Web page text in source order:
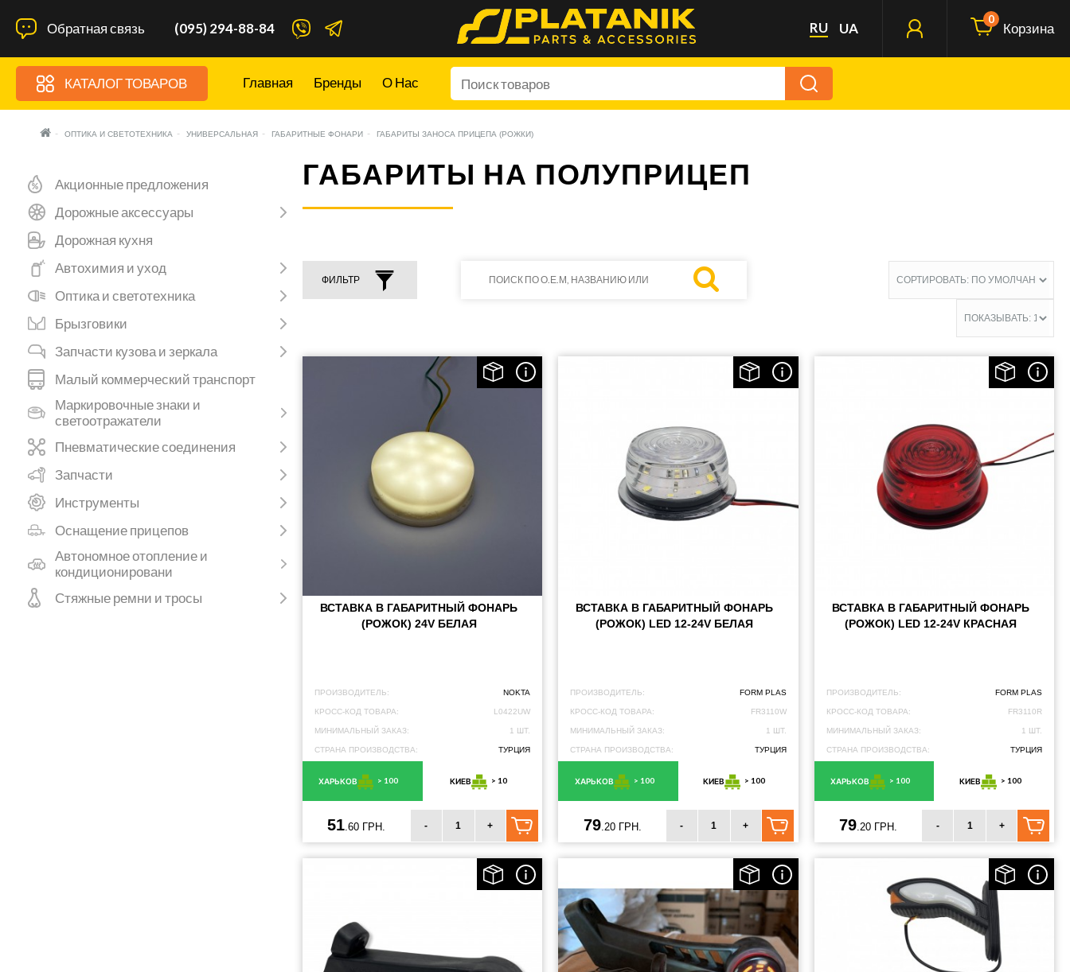
Обратная связь (095) 294-88-84 RU UA
0
Корзина
КАТАЛОГ ТОВАРОВ Главная Бренды О Нас
Акционные предложения
Дорожные аксессуары
Дорожная кухня
Автохимия и уход
Оптика и светотехника
Брызговики
Запчасти кузова и зеркала
Малый коммерческий транспорт
Маркировочные знаки и
светоотражатели
Пневматические соединения
Запчасти
Инструменты
Оснащение прицепов
Автономное отопление и
кондиционировани
Стяжные ремни и тросы
ОПТИКА И СВЕТОТЕХНИКА УНИВЕРСАЛЬНАЯ ГАБАРИТНЫЕ ФОНАРИ ГАБАРИТЫ ЗАНОСА ПРИЦЕПА (РОЖКИ)
ГАБАРИТЫ НА ПОЛУПРИЦЕП
ФИЛЬТР
ВСТАВКА В ГАБАРИТНЫЙ ФОНАРЬ
(РОЖОК) 24V БЕЛАЯ
ПРОИЗВОДИТЕЛЬ: NOKTA
КРОСС-КОД ТОВАРА: L0422UW
МИНИМАЛЬНЫЙ ЗАКАЗ: 1 ШТ.
СТРАНА ПРОИЗВОДСТВА: ТУРЦИЯ
ХАРЬКОВ > 100 КИЕВ > 10
51.60 ГРН. - +
ВСТАВКА В ГАБАРИТНЫЙ ФОНАРЬ
(РОЖОК) LED 12-24V БЕЛАЯ
ПРОИЗВОДИТЕЛЬ: FORM PLAS
КРОСС-КОД ТОВАРА: FR3110W
МИНИМАЛЬНЫЙ ЗАКАЗ: 1 ШТ.
СТРАНА ПРОИЗВОДСТВА: ТУРЦИЯ
ХАРЬКОВ > 100 КИЕВ > 100
79.20 ГРН. - +
ВСТАВКА В ГАБАРИТНЫЙ ФОНАРЬ
(РОЖОК) LED 12-24V КРАСНАЯ
ПРОИЗВОДИТЕЛЬ: FORM PLAS
КРОСС-КОД ТОВАРА: FR3110R
МИНИМАЛЬНЫЙ ЗАКАЗ: 1 ШТ.
СТРАНА ПРОИЗВОДСТВА: ТУРЦИЯ
ХАРЬКОВ > 100 КИЕВ > 100
79.20 ГРН. - +